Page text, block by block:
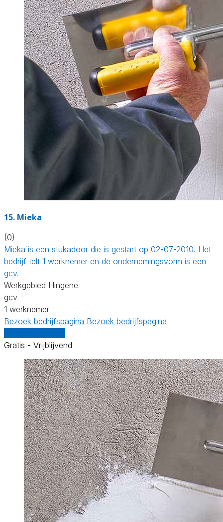
15. Mieka
(0)
Mieka is een stukadoor die is gestart op 02-07-2010. Het
bedrijf telt 1 werknemer en de ondernemingsvorm is een
gcv.
Werkgebied Hingene
gcv
1 werknemer
Bezoek bedrijfspagina Bezoek bedrijfspagina
Gratis - Vrijblijvend